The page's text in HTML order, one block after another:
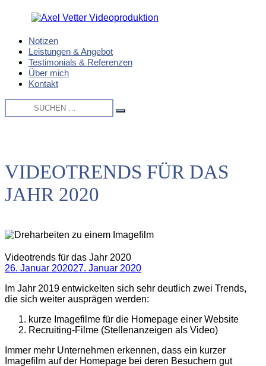
springen
Axel
Vetter
Videoproduktion
Imagefilme
Eventfilme
Produktfilme
Notizen
Leistungen & Angebot
Testimonials & Referenzen
Über mich
Kontakt
Suche
nach:
Suchen
VIDEOTRENDS FÜR DAS
JAHR 2020
Videotrends für das Jahr 2020
26. Januar 202027. Januar 2020
Im Jahr 2019 entwickelten sich sehr deutlich zwei Trends,
die sich weiter ausprägen werden:
kurze Imagefilme für die Homepage einer Website
Recruiting-Filme (Stellenanzeigen als Video)
Immer mehr Unternehmen erkennen, dass ein kurzer
Imagefilm auf der Homepage bei deren Besuchern gut